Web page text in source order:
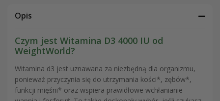
Opis
Czym jest Witamina D3 4000 IU od
WeightWorld?
Witamina d3 jest uznawana za niezbędną dla organizmu,
ponieważ przyczynia się do utrzymania kości*, zębów*,
funkcji mięśni* oraz wspiera prawidłowe wchłanianie